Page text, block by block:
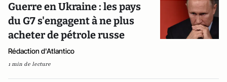
Guerre en Ukraine : les pays
du G7 s'engagent à ne plus
acheter de pétrole russe
Rédaction d'Atlantico
1 min de lecture